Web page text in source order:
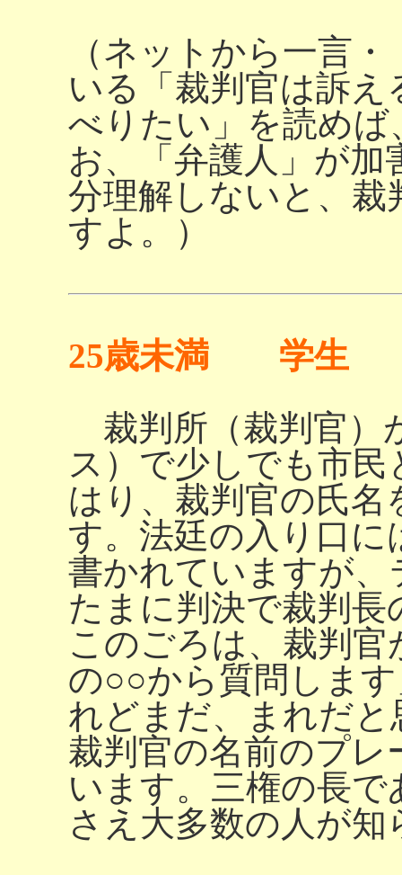
（ネットから一言
いる「裁判官は訴
べりたい」を読め
お、「弁護人」が
分理解しないと、
すよ。）
25歳未満 学生
裁判所（裁判官）
ス）で少しでも市
はり、裁判官の氏
す。法廷の入り口に
書かれていますが
たまに判決で裁判
このごろは、裁判
の○○から質問しま
れどまだ、まれだ
裁判官の名前のプ
います。三権の長
さえ大多数の人が